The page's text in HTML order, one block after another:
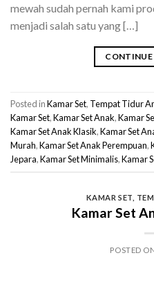
mewah sudah pernah kami
menjadi salah satu yang […]
Posted inKamar Set, Tempat Tidur
Kamar Set,Kamar Set Anak,Kamar
Kamar Set Anak Klasik,Kamar Set
Murah,Kamar Set Anak Perempuan,
Jepara,Kamar Set Minimalis,Kamar
KAMAR SET
Kamar Set
POSTED